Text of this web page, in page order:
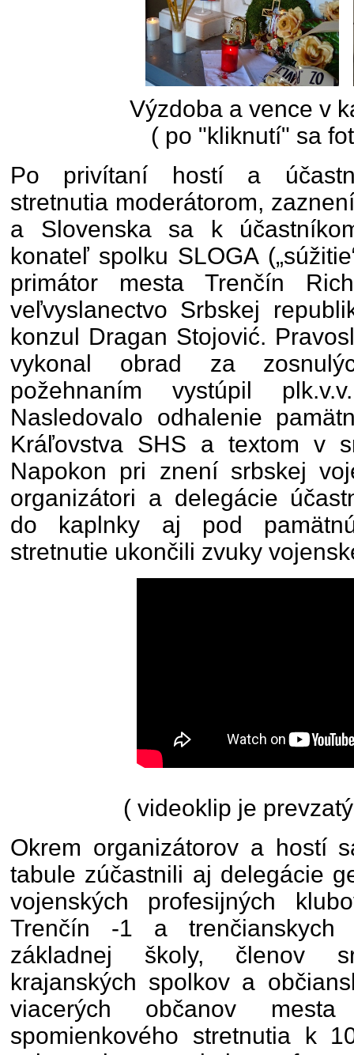
Výzdoba a vence v
( po "kliknutí" sa
Po privítaní hostí a
stretnutia moderátorom,
a Slovenska sa k
konateľ spolku SLOGA
primátor mesta Trenčín
veľvyslanectvo Srbskej
konzul Dragan Stojović.
vykonal obrad za
požehnaním vystúpil
Nasledovalo odhalenie
Kráľovstva SHS a textom v
Napokon pri znení srbskej
organizátori a delegácie
do kaplnky aj pod
stretnutie ukončili zvuky
( videoklip je
Okrem organizátorov a hostí
tabule zúčastnili aj delegácie
vojenských profesijných
Trenčín -1 a
základnej školy, členov
krajanských spolkov a
viacerých občanov
spomienkového stretnutia k